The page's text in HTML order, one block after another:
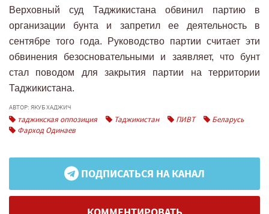
Верховный суд Таджикистана обвинил партию в
организации бунта и запретил ее деятельность в
сентябре того года. Руководство партии считает эти
обвинения безосновательными и заявляет, что бунт
стал поводом для закрытия партии на территории
Таджикистана.
АВТОР: ЯКУБ ХАДЖИЧ
таджикская оппозиция Таджикистан ПИВТ
Беларусь
Фарход Одинаев
ПОДПИСАТЬСЯ НА КАНАЛ